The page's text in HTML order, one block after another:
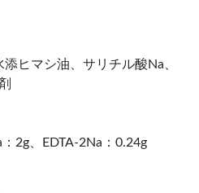
ヒマシ油、サリチル酸Na、
2g、EDTA-2Na：0.24g